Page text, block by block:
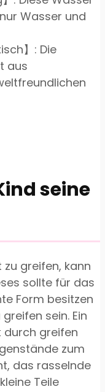
Wasser und
】: Die
aus
seine
zu greifen, kann
sollte für das
Form besitzen
sein. Ein
durch greifen
zum
das rasselnde
Teile